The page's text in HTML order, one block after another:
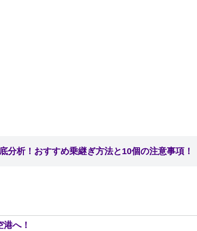
分析！おすすめ乗継ぎ方法と10個の注意事項！
へ！